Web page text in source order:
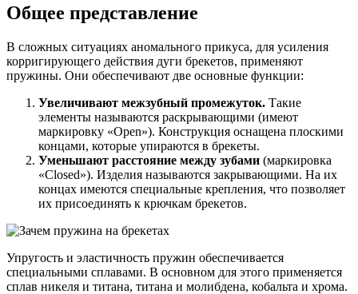
Общее представление
В сложных ситуациях аномального прикуса, для усиления
корригирующего действия дуги брекетов, применяют
пружины. Они обеспечивают две основные функции:
Увеличивают межзубный промежуток. Такие
элементы называются раскрывающими (имеют
маркировку «Open»). Конструкция оснащена плоскими
концами, которые упираются в брекеты.
Уменьшают расстояние между зубами (маркировка
«Closed»). Изделия называются закрывающими. На их
концах имеются специальные крепления, что позволяет
их присоединять к крючкам брекетов.
Упругость и эластичность пружин обеспечивается
специальными сплавами. В основном для этого применяется
сплав никеля и титана, титана и молибдена, кобальта и хрома.